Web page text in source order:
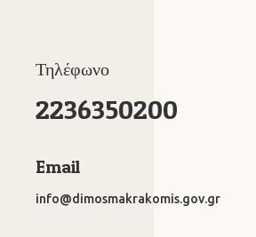
Τηλέφωνο
2236350200
Email
info@dimosmakrakomis.gov.gr